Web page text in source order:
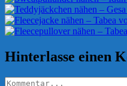
Hinterlasse einen
Kommentar